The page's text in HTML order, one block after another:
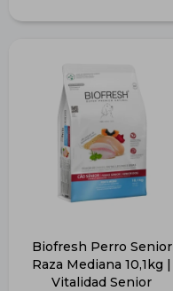
Biofresh Perro Senior
Raza Mediana 10,1kg |
Vitalidad Senior